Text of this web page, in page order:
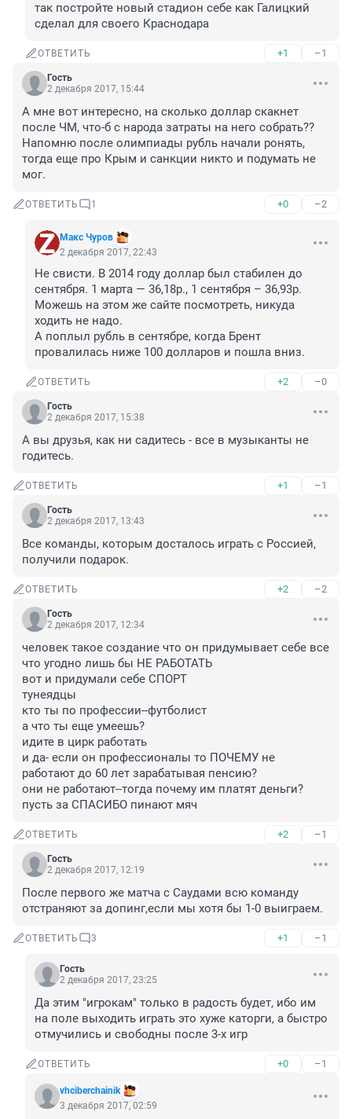
так постройте новый стадион себе как Галицкий
сделал для своего Краснодара
ОТВЕТИТЬ +1 –1
Гость
2 декабря 2017, 15:44
А мне вот интересно, на сколько доллар скакнет
после ЧМ, что-б с народа затраты на него собрать??
Напомню после олимпиады рубль начали ронять,
тогда еще про Крым и санкции никто и подумать не
мог.
ОТВЕТИТЬ 1 +0 –2
Макс Чуров
2 декабря 2017, 22:43
Не свисти. В 2014 году доллар был стабилен до
сентября. 1 марта — 36,18р., 1 сентября – 36,93р.
Можешь на этом же сайте посмотреть, никуда
ходить не надо.
А поплыл рубль в сентябре, когда Брент
провалилась ниже 100 долларов и пошла вниз.
ОТВЕТИТЬ +2 –0
Гость
2 декабря 2017, 15:38
А вы друзья, как ни садитесь - все в музыканты не
годитесь.
ОТВЕТИТЬ +1 –1
Гость
2 декабря 2017, 13:43
Все команды, которым досталось играть с Россией,
получили подарок.
ОТВЕТИТЬ +2 –2
Гость
2 декабря 2017, 12:34
человек такое создание что он придумывает себе все
что угодно лишь бы НЕ РАБОТАТЬ
вот и придумали себе СПОРТ
тунеядцы
кто ты по профессии--футболист
а что ты еще умеешь?
идите в цирк работать
и да- если он профессионалы то ПОЧЕМУ не
работают до 60 лет зарабатывая пенсию?
они не работают--тогда почему им платят деньги?
пусть за СПАСИБО пинают мяч
ОТВЕТИТЬ +2 –1
Гость
2 декабря 2017, 12:19
После первого же матча с Саудами всю команду
отстраняют за допинг,если мы хотя бы 1-0 выиграем.
ОТВЕТИТЬ 3 +1 –1
Гость
2 декабря 2017, 23:25
Да этим "игрокам" только в радость будет, ибо им
на поле выходить играть это хуже каторги, а быстро
отмучились и свободны после 3-х игр
ОТВЕТИТЬ +0 –1
vhciberchainik
3 декабря 2017, 02:59